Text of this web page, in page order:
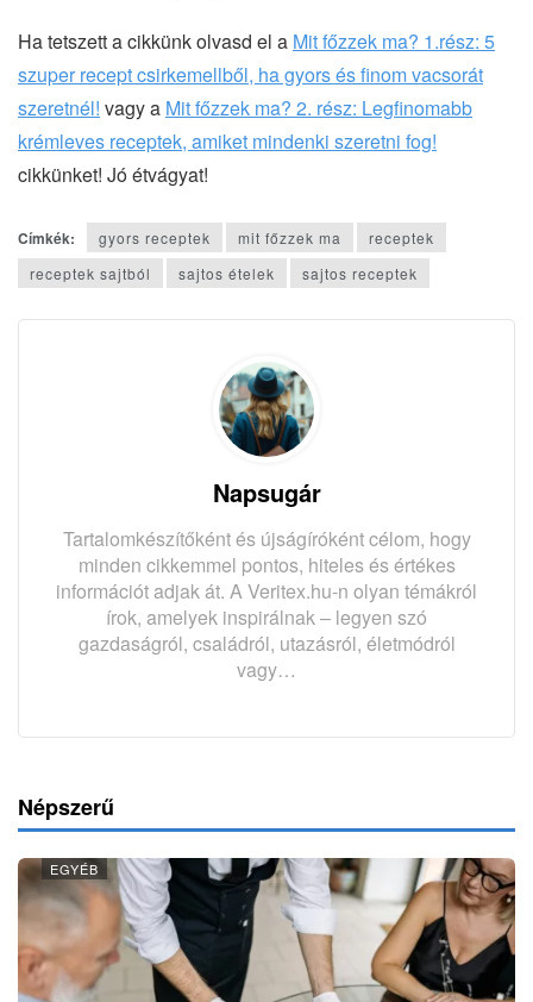
Ha tetszett a cikkünk olvasd el a Mit főzzek ma? 1.rész: 5
szuper recept csirkemellből, ha gyors és finom vacsorát
szeretnél! vagy a Mit főzzek ma? 2. rész: Legfinomabb
krémleves receptek, amiket mindenki szeretni fog!
cikkünket! Jó étvágyat!
Címkék: gyors receptek mit főzzek ma
receptek
receptek sajtból
sajtos ételek sajtos receptek
Napsugár
Tartalomkészítőként és újságíróként célom, hogy
minden cikkemmel pontos, hiteles és értékes
információt adjak át. A Veritex.hu-n olyan témákról
írok, amelyek inspirálnak – legyen szó
gazdaságról, családról, utazásról, életmódról
vagy…
Népszerű
EGYÉB